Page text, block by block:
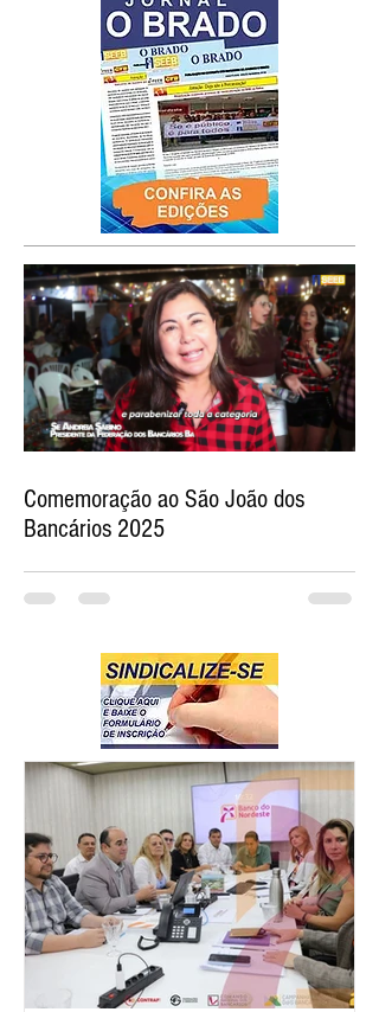
Comemoração ao São João dos
Bancários 2025